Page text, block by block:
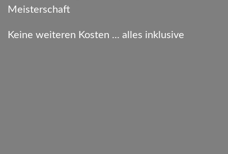
Meisterschaft
Keine weiteren Kosten ... alles inklusive